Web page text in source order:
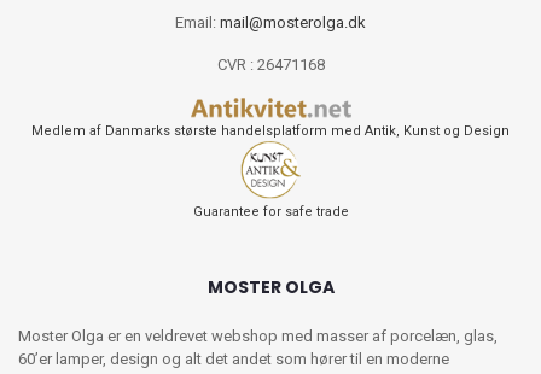
Email: mail@mosterolga.dk
CVR : 26471168
Medlem af Danmarks største handelsplatform med Antik, Kunst og Design
Guarantee for safe trade
MOSTER OLGA
Moster Olga er en veldrevet webshop med masser af porcelæn, glas,
60’er lamper, design og alt det andet som hører til en moderne